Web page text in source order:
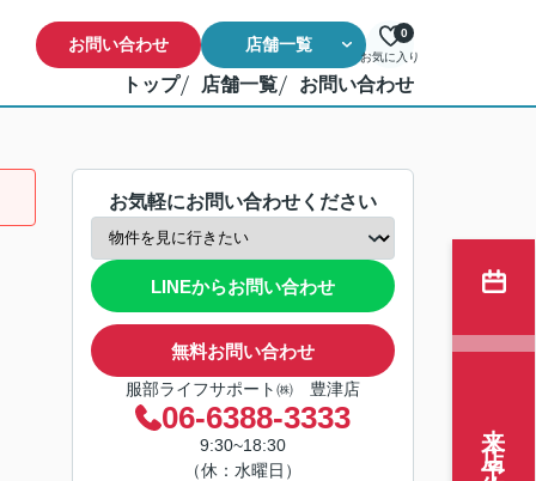
お問い合わせ 店舗一覧
お気に入り
0
トップ 店舗一覧 お問い合わせ
お気軽にお問い合わせください
LINEからお問い合わせ
無料お問い合わせ
服部ライフサポート㈱ 豊津店
06-6388-3333
9:30~18:30
（休：水曜日）
来店予約